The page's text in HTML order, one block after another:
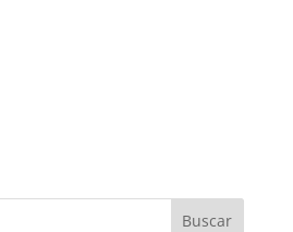
Buscar